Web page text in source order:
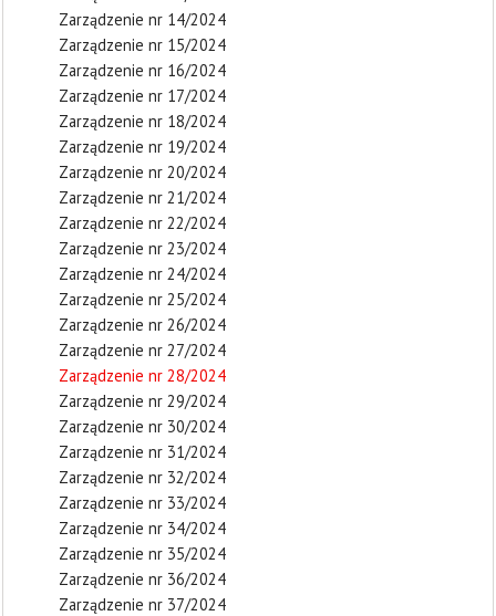
Zarządzenie nr 14/2024
Zarządzenie nr 15/2024
Zarządzenie nr 16/2024
Zarządzenie nr 17/2024
Zarządzenie nr 18/2024
Zarządzenie nr 19/2024
Zarządzenie nr 20/2024
Zarządzenie nr 21/2024
Zarządzenie nr 22/2024
Zarządzenie nr 23/2024
Zarządzenie nr 24/2024
Zarządzenie nr 25/2024
Zarządzenie nr 26/2024
Zarządzenie nr 27/2024
Zarządzenie nr 28/2024
Zarządzenie nr 29/2024
Zarządzenie nr 30/2024
Zarządzenie nr 31/2024
Zarządzenie nr 32/2024
Zarządzenie nr 33/2024
Zarządzenie nr 34/2024
Zarządzenie nr 35/2024
Zarządzenie nr 36/2024
Zarządzenie nr 37/2024